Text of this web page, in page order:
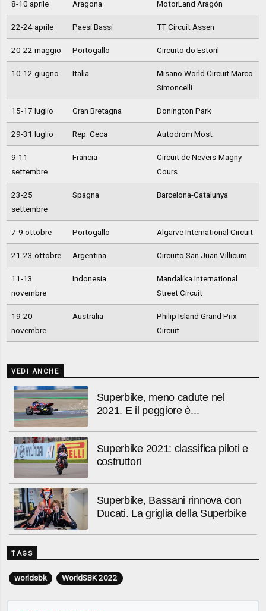
8-10 aprile Aragona MotorLand Aragón
22-24 aprile Paesi Bassi TT Circuit Assen
20-22 maggio Portogallo Circuito do Estoril
10-12 giugno Italia
Misano World Circuit Marco
Simoncelli
15-17 luglio Gran Bretagna Donington Park
29-31 luglio Rep. Ceca Autodrom Most
9-11
settembre
Francia
Circuit de Nevers-Magny
Cours
23-25
settembre
Spagna Barcelona-Catalunya
7-9 ottobre Portogallo Algarve International Circuit
21-23 ottobre Argentina Circuito San Juan Villicum
11-13
novembre
Indonesia
Mandalika International
Street Circuit
19-20
novembre
Australia
Philip Island Grand Prix
Circuit
VEDI ANCHE
Superbike, meno cadute nel
2021. E il peggiore è...
Superbike 2021: classifica piloti e
costruttori
Superbike, Bassani rinnova con
Ducati. La griglia della Superbike
TAGS
worldsbk WorldSBK 2022